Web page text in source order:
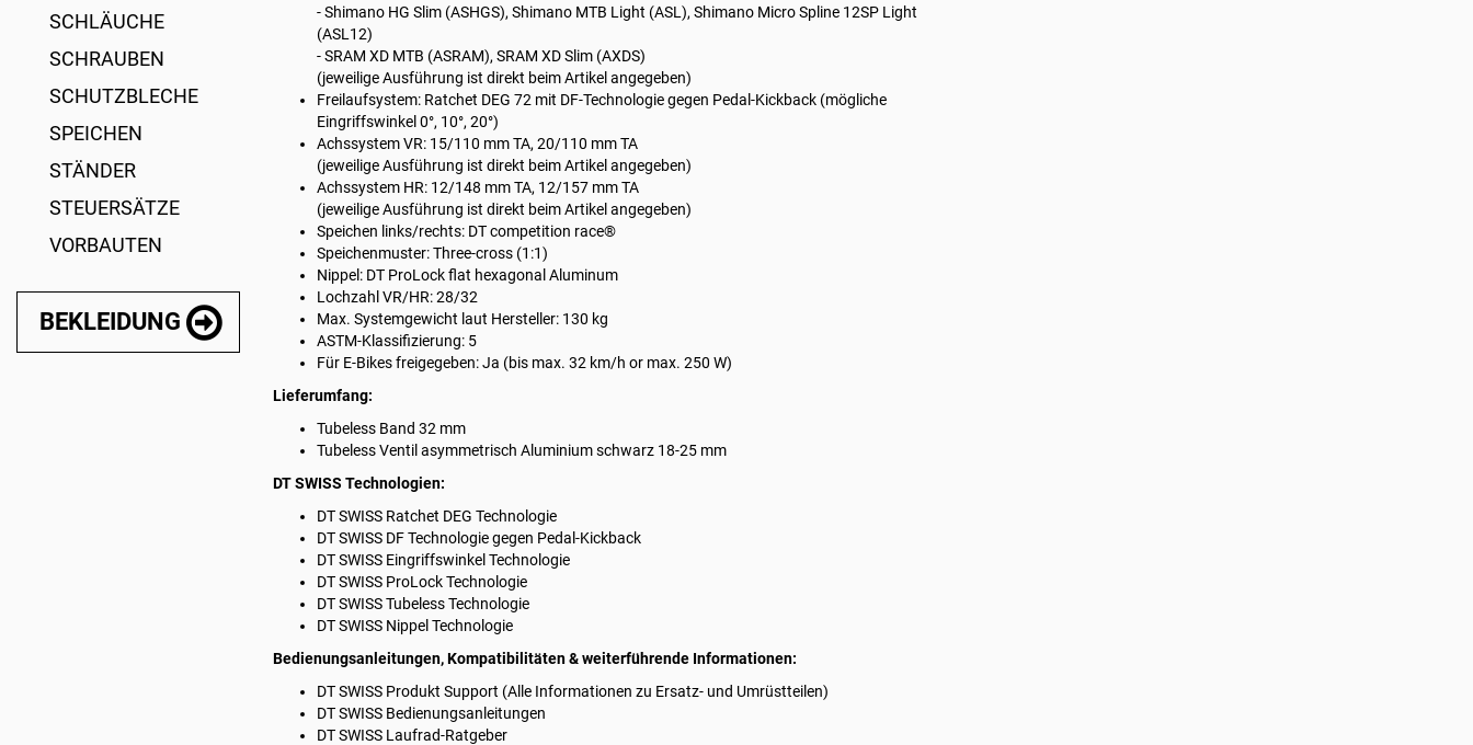
SCHLÄUCHE
SCHRAUBEN
SCHUTZBLECHE
SPEICHEN
STÄNDER
STEUERSÄTZE
VORBAUTEN
BEKLEIDUNG
- Shimano HG Slim (ASHGS), Shimano MTB Light (ASL), Shimano Micro Spline 12SP Light
(ASL12)
- SRAM XD MTB (ASRAM), SRAM XD Slim (AXDS)
(jeweilige Ausführung ist direkt beim Artikel angegeben)
Freilaufsystem: Ratchet DEG 72 mit DF-Technologie gegen Pedal-Kickback (mögliche
Eingriffswinkel 0°, 10°, 20°)
Achssystem VR: 15/110 mm TA, 20/110 mm TA
(jeweilige Ausführung ist direkt beim Artikel angegeben)
Achssystem HR: 12/148 mm TA, 12/157 mm TA
(jeweilige Ausführung ist direkt beim Artikel angegeben)
Speichen links/rechts: DT competition race®
Speichenmuster: Three-cross (1:1)
Nippel: DT ProLock flat hexagonal Aluminum
Lochzahl VR/HR: 28/32
Max. Systemgewicht laut Hersteller: 130 kg
ASTM-Klassifizierung: 5
Für E-Bikes freigegeben: Ja (bis max. 32 km/h or max. 250 W)
Lieferumfang:
Tubeless Band 32 mm
Tubeless Ventil asymmetrisch Aluminium schwarz 18-25 mm
DT SWISS Technologien:
DT SWISS Ratchet DEG Technologie
DT SWISS DF Technologie gegen Pedal-Kickback
DT SWISS Eingriffswinkel Technologie
DT SWISS ProLock Technologie
DT SWISSTubeless Technologie
DT SWISS Nippel Technologie
Bedienungsanleitungen, Kompatibilitäten & weiterführende Informationen:
DT SWISS Produkt Support (Alle Informationen zu Ersatz- und Umrüstteilen)
DT SWISS Bedienungsanleitungen
DT SWISS Laufrad-Ratgeber